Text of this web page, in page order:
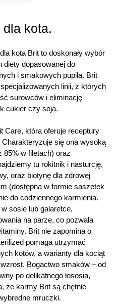
kota.
kota Brit to doskonały wybór
diety dopasowanej do
i smakowych pupila. Brit
linii, z których
surowców i eliminację
cukier czy soja.
Care, która oferuje receptury
się ona wysoką
85% w filetach) oraz
tu rokitnik i nasturcję,
oraz biotynę dla zdrowej
(dostępna w formie saszetek
do codziennego karmienia.
sosie lub galaretce,
na parze, co pozwala
Brit nie zapomina o
pomaga utrzymać
kotów, a warianty dla kociąt
Bogactwo smaków – od
po delikatnego łososia,
że karmy Brit są chętnie
mruczki.